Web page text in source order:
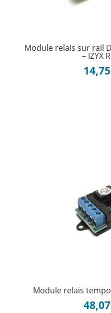
Module relais sur rail
– IZYX
Module relais